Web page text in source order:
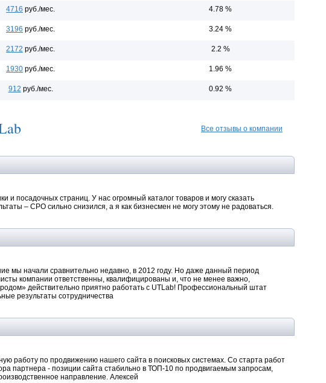
4716 руб./мес. 4.78 %
3196 руб./мес. 3.24 %
2172 руб./мес. 2.2 %
1930 руб./мес. 1.96 %
912 руб./мес. 0.92 %
Все отзывы о компании
и посадочных страниц. У нас огромный каталог товаров и могу сказать
– CPO сильно снизился, а я как бизнесмен не могу этому не радоваться.
мы начали сравнительно недавно, в 2012 году. Но даже данный период
компании ответственны, квалифицированы и, что не менее важно,
действительно приятно работать с UTLab! Профессиональный штат
результаты сотрудничества
работу по продвижению нашего сайта в поисковых системах. Со старта работ
партнера - позиции сайта стабильно в ТОП-10 по продвигаемым запросам,
направление. Алексей